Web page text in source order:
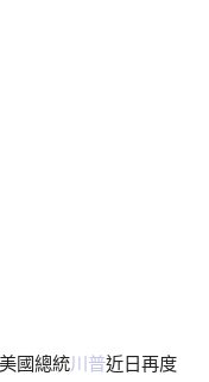
國總統川普近日再度